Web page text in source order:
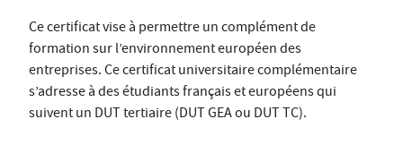
Ce certificat vise à permettre un complément de
formation sur l’environnement européen des
entreprises. Ce certificat universitaire complémentaire
s’adresse à des étudiants français et européens qui
suivent un DUT tertiaire (DUT GEA ou DUT TC).